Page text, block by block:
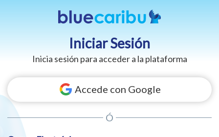
Iniciar Sesión
Inicia sesión para acceder a la plataforma
Accede con Google
Ó